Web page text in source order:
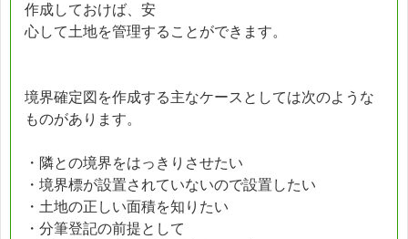
作成しておけば、安
心して土地を管理することができます。
境界確定図を作成する主なケースとしては次のような
ものがあります。
・隣との境界をはっきりさせたい
・境界標が設置されていないので設置したい
・土地の正しい面積を知りたい
・分筆登記の前提として